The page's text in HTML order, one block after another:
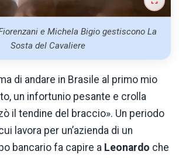
e Michela Bigio gestiscono La
Sosta del Cavaliere
di andare in Brasile al primo mio
un infortunio pesante e crolla
il tendine del braccio». Un periodo
lavora per un’azienda di un
bancario fa capire a Leonardo che